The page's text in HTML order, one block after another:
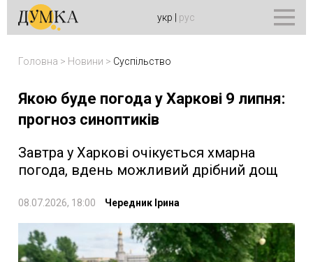
укр рус
Головна > Новини > Суспільство
Якою буде погода у Харкові 9 липня:
прогноз синоптиків
Завтра у Харкові очікується хмарна
погода, вдень можливий дрібний дощ
08.07.2026, 18:00 Чередник Ірина